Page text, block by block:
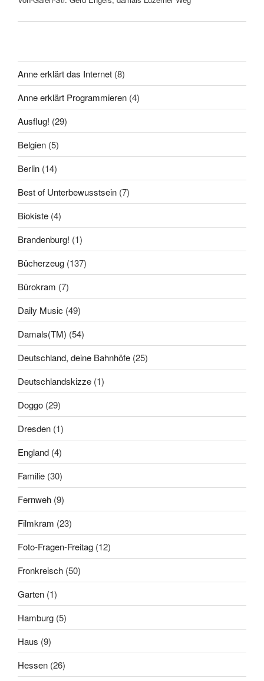
Anne erklärt das Internet (8)
Anne erklärt Programmieren (4)
Ausflug! (29)
Belgien (5)
Berlin (14)
Best of Unterbewusstsein (7)
Biokiste (4)
Brandenburg! (1)
Bücherzeug (137)
Bürokram (7)
Daily Music (49)
Damals(TM) (54)
Deutschland, deine Bahnhöfe (25)
Deutschlandskizze (1)
Doggo (29)
Dresden (1)
England (4)
Familie (30)
Fernweh (9)
Filmkram (23)
Foto-Fragen-Freitag (12)
Fronkreisch (50)
Garten (1)
Hamburg (5)
Haus (9)
Hessen (26)